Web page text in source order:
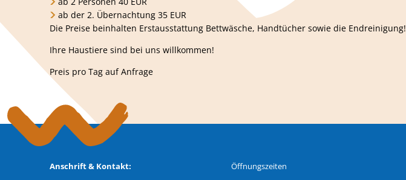
ab der 2. Übernachtung 35 EUR
Die Preise beinhalten Erstausstattung Bettwäsche, Handtücher sowie die Endreinigung!
Ihre Haustiere sind bei uns willkommen!
Preis pro Tag auf Anfrage
Anschrift & Kontakt:
Öffnungszeiten